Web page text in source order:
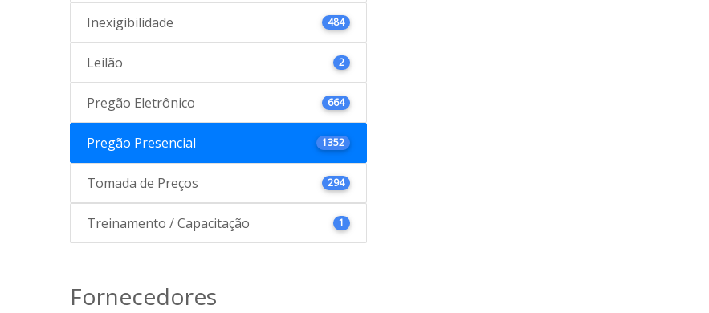
Inexigibilidade 484
Leilão 2
Pregão Eletrônico 664
Pregão Presencial 1352
Tomada de Preços 294
Treinamento / Capacitação 1
Fornecedores